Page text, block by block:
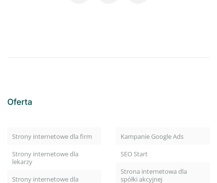
Oferta
Strony internetowe dla firm
Strony internetowe dla
lekarzy
Strony internetowe dla
Kampanie Google Ads
SEO Start
Strona internetowa dla
spółki akcyjnej